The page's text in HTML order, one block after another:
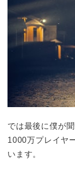
では最後に僕が
1000万プレイヤ
います。